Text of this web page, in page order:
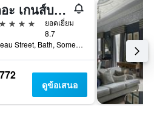
เดอะ เกนส์บอโร บาท สปา
าว
ยอดเยี่ยม
8.7
4 Beau Street, Bath, Somerset, บาร์ท, สหราชอาณาจักร
ดูข้อเสนอ